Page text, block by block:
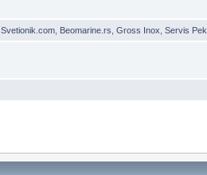
Svetionik.com Beomarine.rs Gross Inox Servis